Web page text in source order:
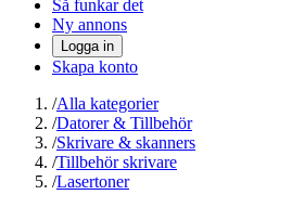
Så funkar det
Ny annons
Logga in
Skapa konto
/Alla kategorier
/Datorer & Tillbehör
/Skrivare & skanners
/Tillbehör skrivare
/Lasertoner